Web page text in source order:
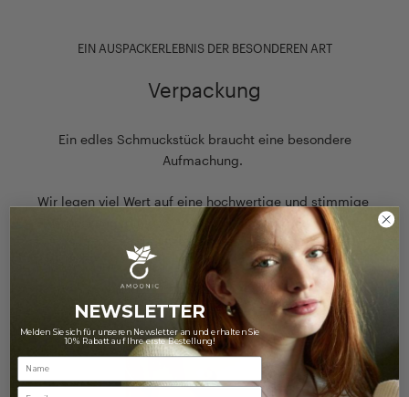
EIN AUSPACKERLEBNIS DER BESONDEREN ART
Verpackung
Ein edles Schmuckstück braucht eine besondere
Aufmachung.
Wir legen viel Wert auf eine hochwertige und stimmige
Verpackung, die das Auspackerlebnis zu etwas ganz
Besonderem macht.
Zu unserer Verpackung
NEWSLETTER
Melden Sie sich für unseren Newsletter an und erhalten Sie
10% Rabatt auf Ihre erste Bestellung!
Email